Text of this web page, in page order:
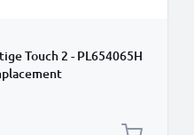
Touch 2 - PL654065H